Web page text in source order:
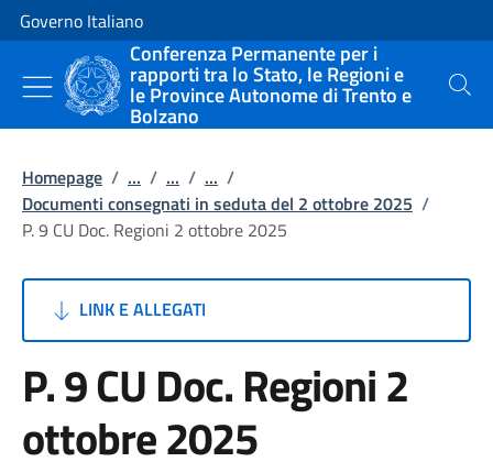
Vai al contenuto
Vai alla navigazione del sito
Governo Italiano
Conferenza Permanente per i
rapporti tra lo Stato, le Regioni e
le Province Autonome di Trento e
Bolzano
Cerca
Homepage / ... / ... / ... /
Documenti consegnati in seduta del 2 ottobre 2025 /
P. 9 CU Doc. Regioni 2 ottobre 2025
LINK E ALLEGATI
P. 9 CU Doc. Regioni 2
ottobre 2025